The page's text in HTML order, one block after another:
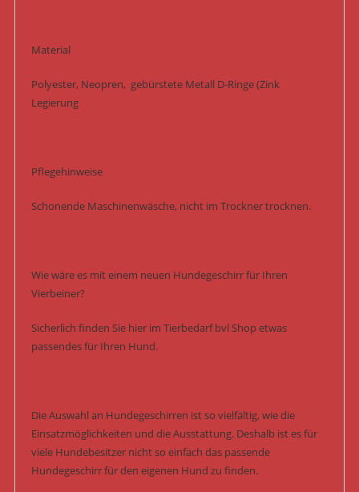
Material
Polyester, Neopren, gebürstete Metall D-Ringe (Zink
Legierung
Pflegehinweise
Schonende Maschinenwäsche, nicht im Trockner trocknen.
Wie wäre es mit einem neuen Hundegeschirr für Ihren
Vierbeiner?
Sicherlich finden Sie hier im Tierbedarf bvl Shop etwas
passendes für Ihren Hund.
Die Auswahl an Hundegeschirren ist so vielfältig, wie die
Einsatzmöglichkeiten und die Ausstattung. Deshalb ist es für
viele Hundebesitzer nicht so einfach das passende
Hundegeschirr für den eigenen Hund zu finden.